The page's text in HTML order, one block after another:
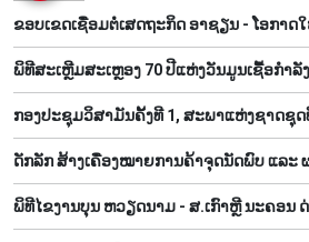
ຂອບເຂດເຊື່ອມຕໍ່ເສດຖະກິດ ອາຊຽນ - ໂອກາ
ພິທີສະເຫຼີມສະເຫຼອງ 70 ປີແຫ່ງວັນມູນເຊື້ອກຳລັ
ກອງປະຊຸມວິສາມັນຄັ້ງທີ 1, ສະພາແຫ່ງຊາດຊຸດ
ດັກລັກ ສ້າງເຄື່ອງໝາຍການຄ້າຈຸດນັດພົບ ແລະ
ພິທີໄຂງານບຸນ ຫວຽດນາມ - ສ.ເກົາຫຼີ ນະຄອນ ດ່